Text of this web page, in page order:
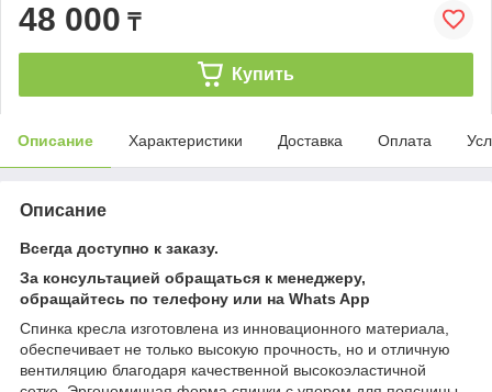
48 000 ₸
Купить
Описание Характеристики Доставка Оплата
Описание
Всегда доступно к заказу.
За консультацией обращаться к менеджеру,
обращайтесь по телефону или на Whats App
Спинка кресла изготовлена из инновационного материала,
обеспечивает не только высокую прочность, но и отличную
вентиляцию благодаря качественной высокоэластичной